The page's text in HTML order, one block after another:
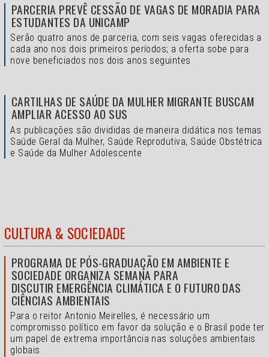
PARCERIA PREVÊ CESSÃO DE VAGAS DE MORADIA PARA
ESTUDANTES DA UNICAMP
Serão quatro anos de parceria, com seis vagas oferecidas a
cada ano nos dois primeiros períodos; a oferta sobe para
nove beneficiados nos dois anos seguintes
CARTILHAS DE SAÚDE DA MULHER MIGRANTE BUSCAM
AMPLIAR ACESSO AO SUS
As publicações são divididas de maneira didática nos temas
Saúde Geral da Mulher, Saúde Reprodutiva, Saúde Obstétrica
e Saúde da Mulher Adolescente
CULTURA & SOCIEDADE
PROGRAMA DE PÓS-GRADUAÇÃO EM AMBIENTE E
SOCIEDADE ORGANIZA SEMANA PARA
DISCUTIR EMERGÊNCIA CLIMÁTICA E O FUTURO DAS
CIÊNCIAS AMBIENTAIS
Para o reitor Antonio Meirelles, é necessário um
compromisso político em favor da solução e o Brasil pode ter
um papel de extrema importância nas soluções ambientais
globais